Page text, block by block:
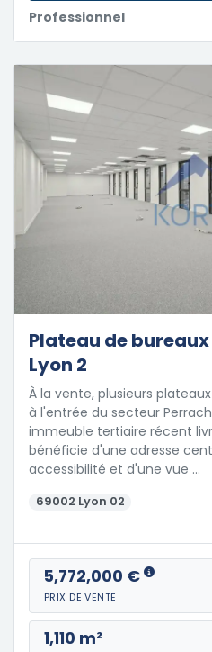
Professionnel
Plateau de
Lyon 2
À la vente, plusieurs
à l'entrée du secteur
immeuble tertiaire récent
bénéficie d'une adresse
accessibilité et d'une vue …
69002 Lyon 02
5,772,000 €
PRIX DE VENTE
1,110 m²